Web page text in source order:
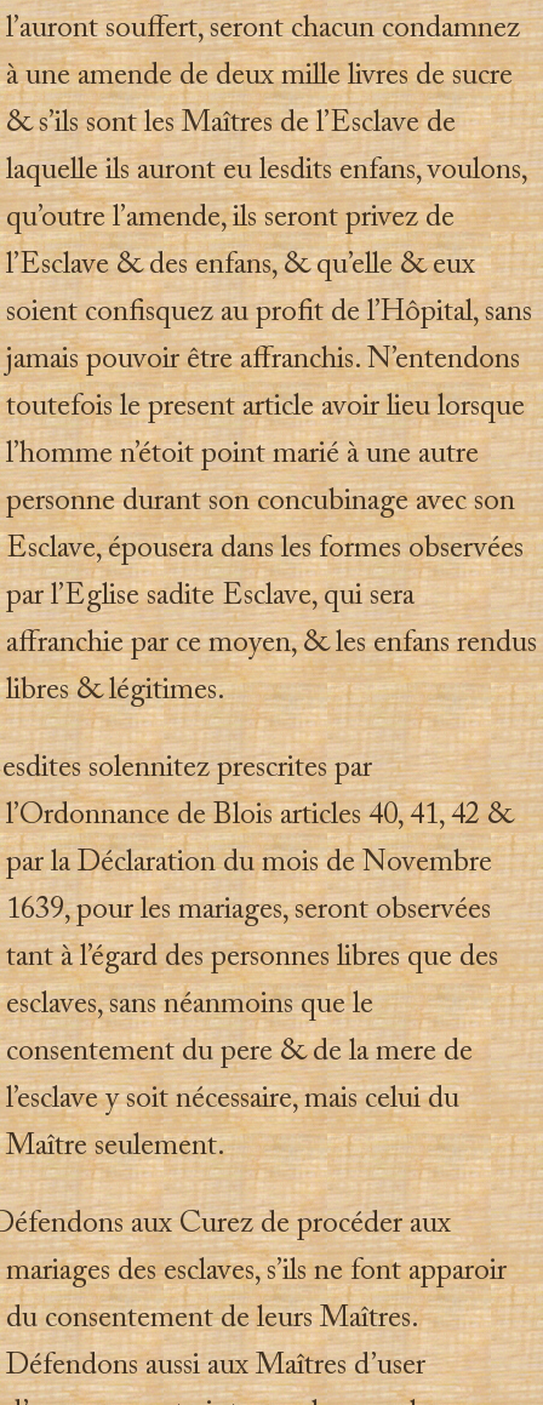
l’auront souffert, seront chacun condamnez
à une amende de deux mille livres de sucre
& s’ils sont les Maîtres de l’Esclave de
laquelle ils auront eu lesdits enfans, voulons,
qu’outre l’amende, ils seront privez de
l’Esclave & des enfans, & qu’elle & eux
soient confisquez au profit de l’Hôpital, sans
jamais pouvoir être affranchis. N’entendons
toutefois le present article avoir lieu lorsque
l’homme n’étoit point marié à une autre
personne durant son concubinage avec son
Esclave, épousera dans les formes observées
par l’Eglise sadite Esclave, qui sera
affranchie par ce moyen, & les enfans rendus
libres & légitimes.
solennitez prescrites par
l’Ordonnance de Blois articles 40, 41, 42 &
par la Déclaration du mois de Novembre
1639, pour les mariages, seront observées
tant à l’égard des personnes libres que des
esclaves, sans néanmoins que le
consentement du pere & de la mere de
l’esclave y soit nécessaire, mais celui du
Maître seulement.
aux Curez de procéder aux
mariages des esclaves, s’ils ne font apparoir
du consentement de leurs Maîtres.
Défendons aussi aux Maîtres d’user